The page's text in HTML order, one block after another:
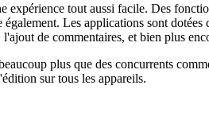
tout aussi facile. Des
Les applications sont
de commentaires, et bien plus
plus que des concurrents
sur tous les appareils.